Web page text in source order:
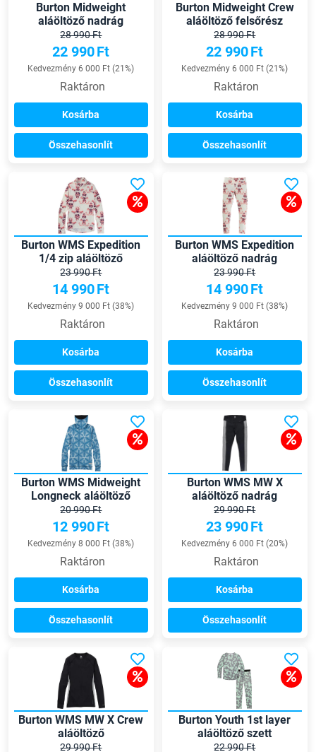
Burton Midweight
aláöltöző nadrág
28 990 Ft
22 990Ft
Kedvezmény 6 000 Ft (21%)
Raktáron
Kosárba
Összehasonlít
Burton Midweight Crew
aláöltöző felsőrész
28 990 Ft
22 990Ft
Kedvezmény 6 000 Ft (21%)
Raktáron
Kosárba
Összehasonlít
Burton WMS Expedition
1/4 zip aláöltöző
23 990 Ft
14 990Ft
Kedvezmény 9 000 Ft (38%)
Raktáron
Kosárba
Összehasonlít
Burton WMS Expedition
aláöltöző nadrág
23 990 Ft
14 990Ft
Kedvezmény 9 000 Ft (38%)
Raktáron
Kosárba
Összehasonlít
Burton WMS Midweight
Longneck aláöltöző
20 990 Ft
12 990Ft
Kedvezmény 8 000 Ft (38%)
Raktáron
Kosárba
Összehasonlít
Burton WMS MW X
aláöltöző nadrág
29 990 Ft
23 990Ft
Kedvezmény 6 000 Ft (20%)
Raktáron
Kosárba
Összehasonlít
Burton WMS MW X Crew
aláöltöző
29 990 Ft
Burton Youth 1st layer
aláöltöző szett
22 990 Ft